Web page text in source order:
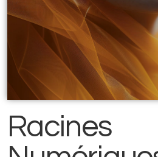
Racines